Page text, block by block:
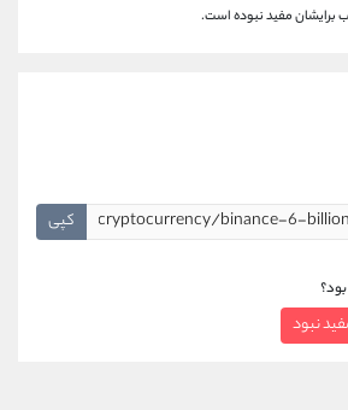
برایشان مفید نبوده است.
کپی
نبود